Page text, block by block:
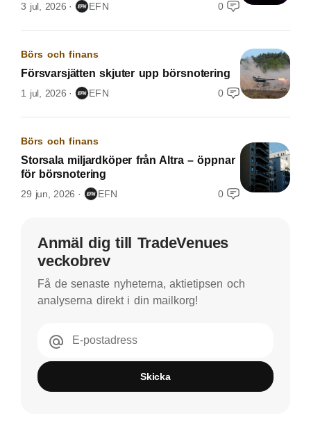
3 jul, 2026 EFN 0
Börs och finans
Försvarsjätten skjuter upp börsnotering
1 jul, 2026 EFN 0
Börs och finans
Storsala miljardköper från Altra – öppnar
för börsnotering
29 jun, 2026 EFN 0
Anmäl dig till TradeVenues
veckobrev
Få de senaste nyheterna, aktietipsen och
analyserna direkt i din mailkorg!
E-postadress
Skicka